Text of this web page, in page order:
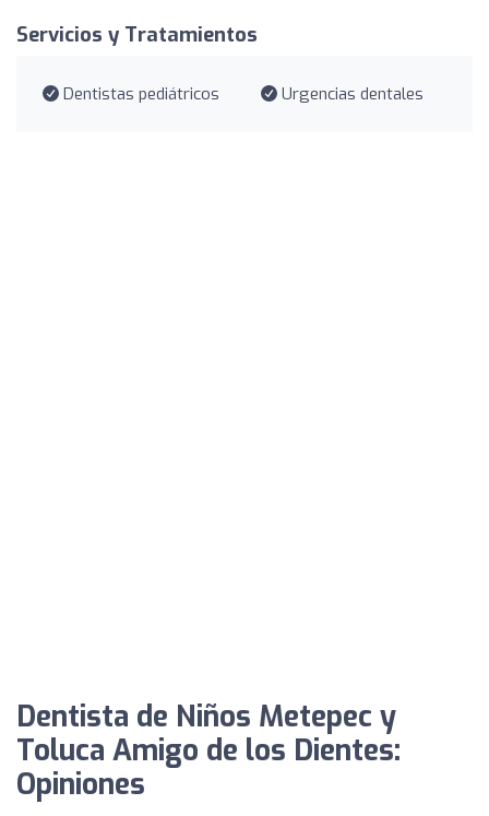
Servicios y Tratamientos
Dentistas pediátricos Urgencias dentales
Dentista de Niños Metepec y
Toluca Amigo de los Dientes:
Opiniones